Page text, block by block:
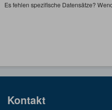
Es fehlen spezifische Datensätze?
Kontakt